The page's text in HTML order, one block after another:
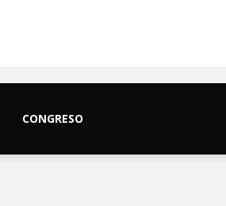
CONGRESO